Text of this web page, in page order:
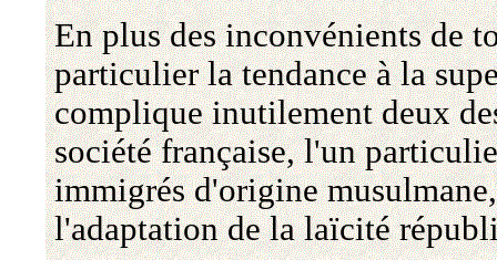
En plus des inconvénients de
particulier la tendance à la
complique inutilement deux
société française, l'un
immigrés d'origine
l'adaptation de la laïcité